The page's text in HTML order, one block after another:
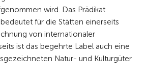
wird. Das Prädikat
für die Stätten einerseits
von internationaler
ist das begehrte Label auch eine
Natur- und Kulturgüter